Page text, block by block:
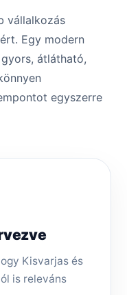
vállalkozás
Egy modern
átlátható,
egyszerre
Kisvarjas és
is releváns